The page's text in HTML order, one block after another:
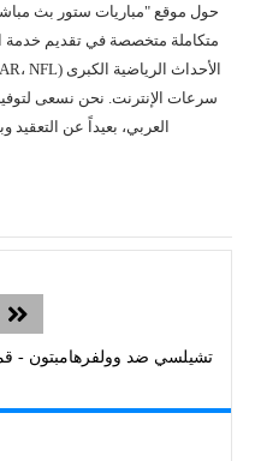
حول موقع "مباريات ستور بث
متكاملة متخصصة في تقديم خدمة
سرعات الإنترنت. نحن نسعى
العربي، بعيداً عن التعقيد